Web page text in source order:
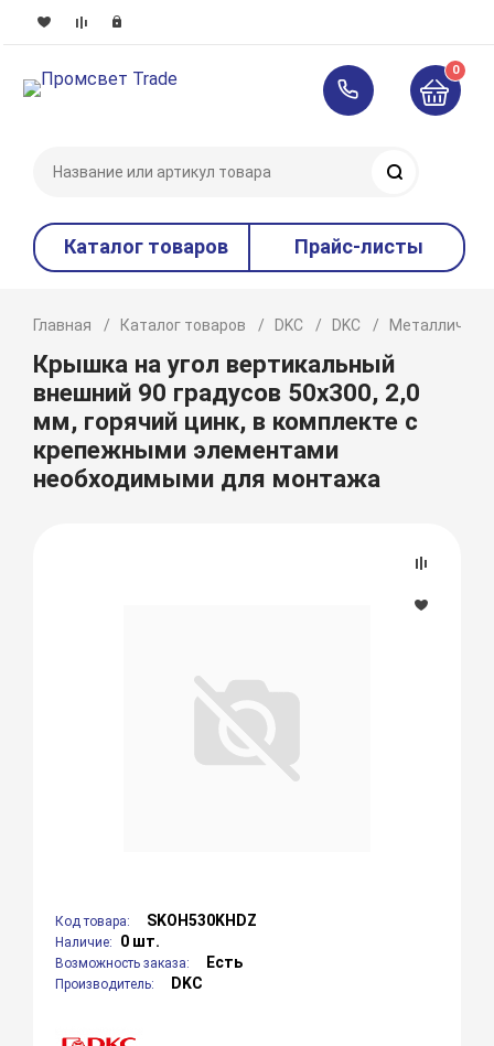
0
Каталог товаров Прайс-листы
Главная Каталог товаров DKC DKC
Крышка на угол вертикальный
внешний 90 градусов 50х300, 2,0
мм, горячий цинк, в комплекте с
крепежными элементами
необходимыми для монтажа
Код товара: SKOH530KHDZ
Наличие: 0 шт.
Возможность заказа: Есть
Производитель: DKC